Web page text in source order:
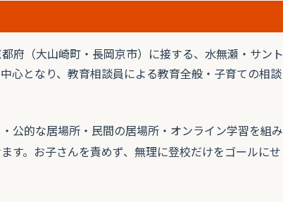
府（大山崎町・長岡京市）に接する、水無瀬・サント
心となり、教育相談員による教育全般・子育ての相談
公的な居場所・民間の居場所・オンライン学習を組み
す。お子さんを責めず、無理に登校だけをゴールにせ